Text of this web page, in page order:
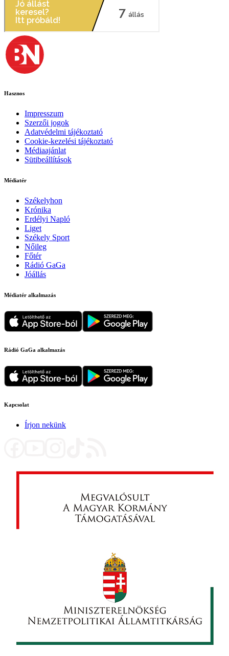
Hasznos
Impresszum
Szerzői jogok
Adatvédelmi tájékoztató
Cookie-kezelési tájékoztató
Médiaajánlat
Sütibeállítások
Médiatér
Székelyhon
Krónika
Erdélyi Napló
Liget
Székely Sport
Nőileg
Főtér
Rádió GaGa
Jóállás
Médiatér alkalmazás
Rádió GaGa alkalmazás
Kapcsolat
Írjon nekünk